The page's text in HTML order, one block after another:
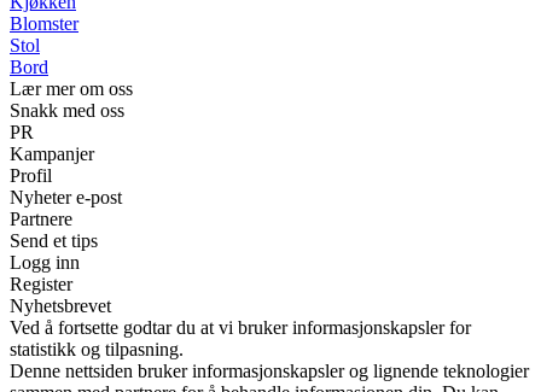
Blomster
Stol
Bord
Lær mer om oss
Snakk med oss
PR
Kampanjer
Profil
Nyheter e-post
Partnere
Send et tips
Logg inn
Register
Nyhetsbrevet
Ved å fortsette godtar du at vi bruker informasjonskapsler for
statistikk og tilpasning.
Denne nettsiden bruker informasjonskapsler og lignende teknologier